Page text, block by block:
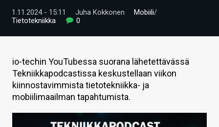
VIDEOT
HINTA.FI
KAUPPA
VAIHDA TEEMA
1.11.2024 - 15:11 Juha Kokkonen Mobiili/
Tietotekniikka
0
io-techin YouTubessa suorana lähetettävässä
Tekniikkapodcastissa keskustellaan viikon
kiinnostavimmista tietotekniikka- ja
mobiilimaailman tapahtumista.